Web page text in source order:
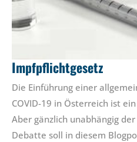
Impfpflichtgesetz
Die Einführung einer
COVID-19 in Österreich ist
Aber gänzlich unabhängig
Debatte soll in diesem